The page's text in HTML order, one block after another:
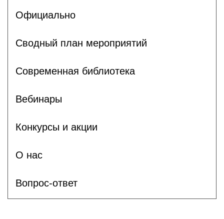
Официально
Сводный план мероприятий
Современная библиотека
Вебинары
Конкурсы и акции
О нас
Вопрос-ответ